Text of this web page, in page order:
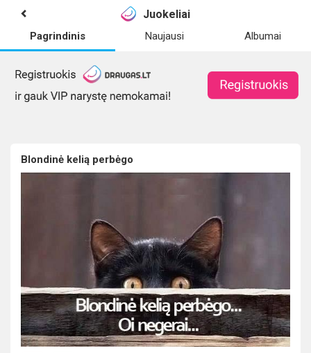
Juokeliai
Pagrindinis Naujausi Albumai
Blondinė kelią perbėgo